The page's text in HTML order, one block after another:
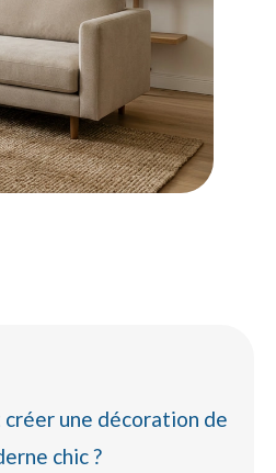
créer une décoration de
chic ?